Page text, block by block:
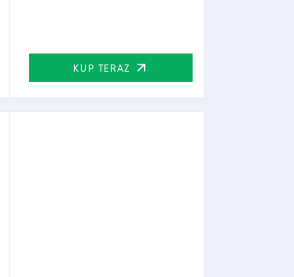
KUP TERAZ